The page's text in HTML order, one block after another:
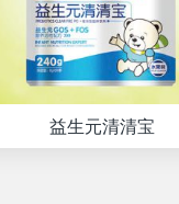
益生元清清宝